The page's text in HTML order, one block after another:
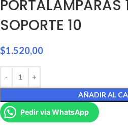
PORTALAMPARAS
SOPORTE 10
$1.520,00
AÑADIR AL
Pedir via WhatsApp